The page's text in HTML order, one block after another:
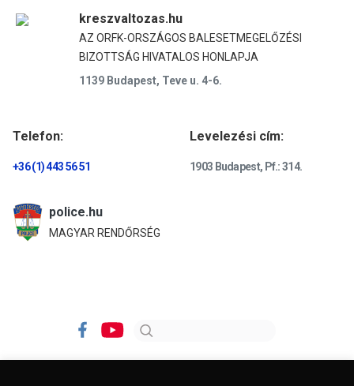
kreszvaltozas.hu
AZ ORFK-ORSZÁGOS BALESETMEGELŐZÉSI
BIZOTTSÁG HIVATALOS HONLAPJA
1139 Budapest, Teve u. 4-6.
Telefon:
+36 (1) 443 56 51
Levelezési cím:
1903 Budapest, Pf.: 314.
police.hu
MAGYAR RENDŐRSÉG